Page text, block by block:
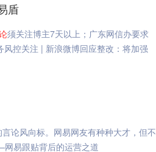
盾
须关注博主7天以上；广东网信办要求
控关注 | 新浪微博回应整改：将加强
论风向标。网易网友有种种大才，但不
易跟贴背后的运营之道